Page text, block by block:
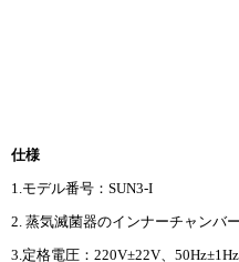
仕様
1.モデル番号：SUN3-I
2. 蒸気滅菌器のインナーチャンバ
3.定格電圧：220V±22V、